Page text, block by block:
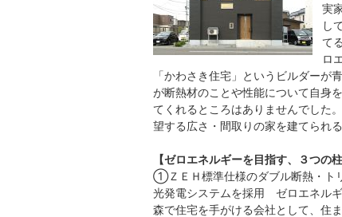
実
し
て
ロ
「かわさき住宅」というビルダーが
が断熱材のことや性能について自身
てくれるところはありませんでした
望する広さ・間取りの家を建てられ
【ゼロエネルギーを目指す、３つの柱
①ＺＥＨ標準仕様のダブル断熱・
光発電システムを採用 ゼロエネル
森で住宅を手がける会社として、住